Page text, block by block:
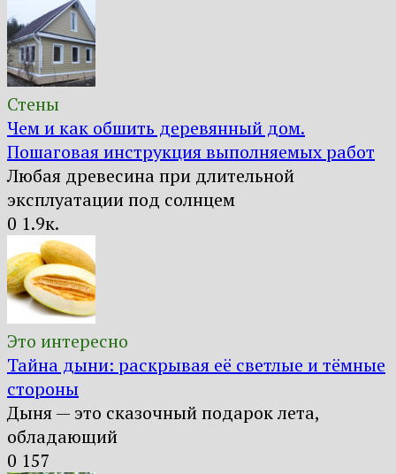
Стены
Чем и как обшить деревянный дом.
Пошаговая инструкция выполняемых работ
Любая древесина при длительной
эксплуатации под солнцем
0 1.9к.
Это интересно
Тайна дыни: раскрывая её светлые и тёмные
стороны
Дыня — это сказочный подарок лета,
обладающий
0 157